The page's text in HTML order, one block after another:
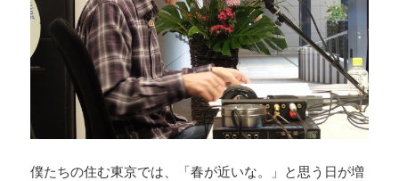
僕たちの住む東京では、「春が近いな。」と思う日が増